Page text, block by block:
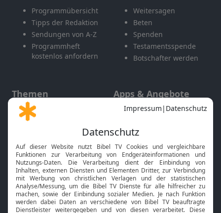
Programmübersicht
Tipps der Redaktion
Sendungen von A-Z
Programmheft
kostenlos anfordern
Weitersagen
Beten
Spenden
Testamentsspende
Botschafter werden
Themen
Gott und Bibel erklärt
Neuigkeiten
Apps & Angebote
Mobile App
Smart TV
HbbTV
Bibelthek Online-Bibel
Nächster Gottesdienst